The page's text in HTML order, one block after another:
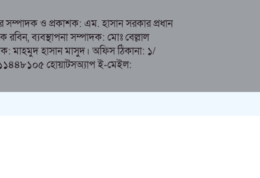
সম্পাদক ও প্রকাশক: এম. হাসান সরকার প্রধান
ব্যবস্থাপনা সম্পাদক: মোঃ বেল্লাল
মাহমুদ হাসান মাসুদ। অফিস ঠিকানা: ১/
হোয়াটসঅ্যাপ ই-মেইল: